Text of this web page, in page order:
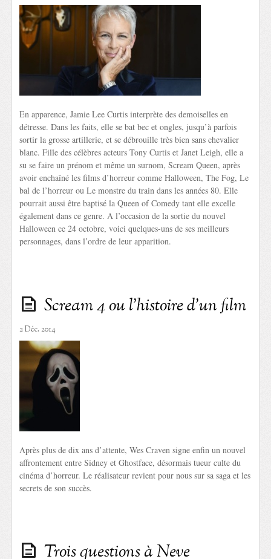
En apparence, Jamie Lee Curtis interprète des demoiselles en
détresse. Dans les faits, elle se bat bec et ongles, jusqu’à parfois
sortir la grosse artillerie, et se débrouille très bien sans chevalier
blanc. Fille des célèbres acteurs Tony Curtis et Janet Leigh, elle a
su se faire un prénom et même un surnom, Scream Queen, après
avoir enchaîné les films d’horreur comme Halloween, The Fog, Le
bal de l’horreur ou Le monstre du train dans les années 80. Elle
pourrait aussi être baptisé la Queen of Comedy tant elle excelle
également dans ce genre. A l’occasion de la sortie du nouvel
Halloween ce 24 octobre, voici quelques-uns de ses meilleurs
personnages, dans l’ordre de leur apparition.
Scream 4 ou l’histoire d’un film
2 Déc. 2014
Après plus de dix ans d’attente, Wes Craven signe enfin un nouvel
affrontement entre Sidney et Ghostface, désormais tueur culte du
cinéma d’horreur. Le réalisateur revient pour nous sur sa saga et les
secrets de son succès.
Trois questions à Neve